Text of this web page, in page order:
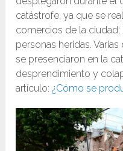
catástrofe, ya que se
comercios de la
personas heridas.
se presenciaron en la
desprendimiento y
artículo:¿Cómo se